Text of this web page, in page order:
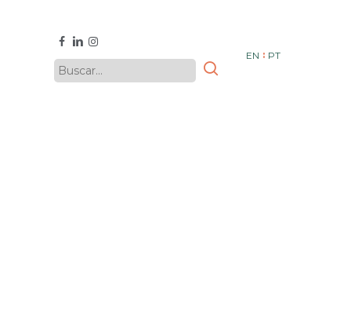
facebook
linkedin
instagram
EN PT